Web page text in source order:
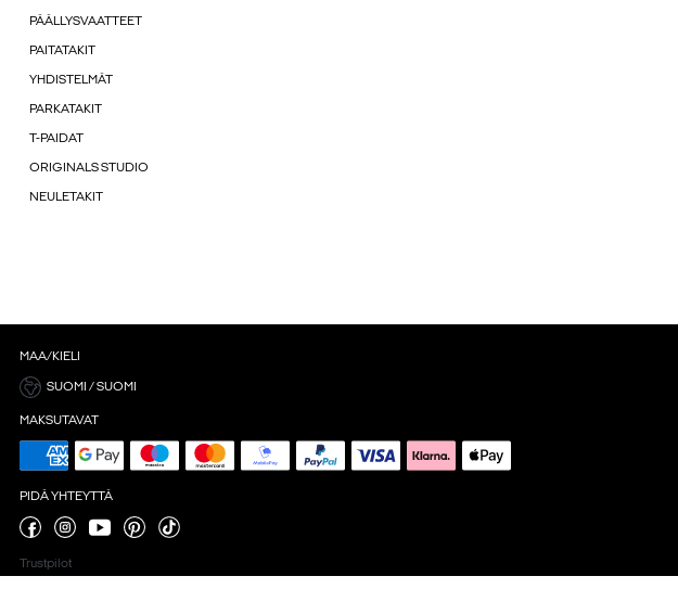
PÄÄLLYSVAATTEET
PAITATAKIT
YHDISTELMÄT
PARKATAKIT
T-PAIDAT
ORIGINALS STUDIO
NEULETAKIT
MAA/KIELI
SUOMI / SUOMI
MAKSUTAVAT
PIDÄ YHTEYTTÄ
Trustpilot